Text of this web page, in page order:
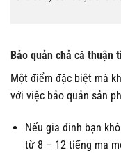
Bảo quản chả cá thuận
Một điểm đặc biệt mà
với việc bảo quản sản
Nếu gia đinh bạn
từ 8 – 12 tiếng ma